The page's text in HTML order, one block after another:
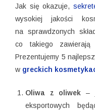
Jak się okazuje,
wysokiej jakości
na sprawdzonych
co takiego zawierają
Prezentujemy 5
w greckich
Oliwa z oliwek –
eksportowych